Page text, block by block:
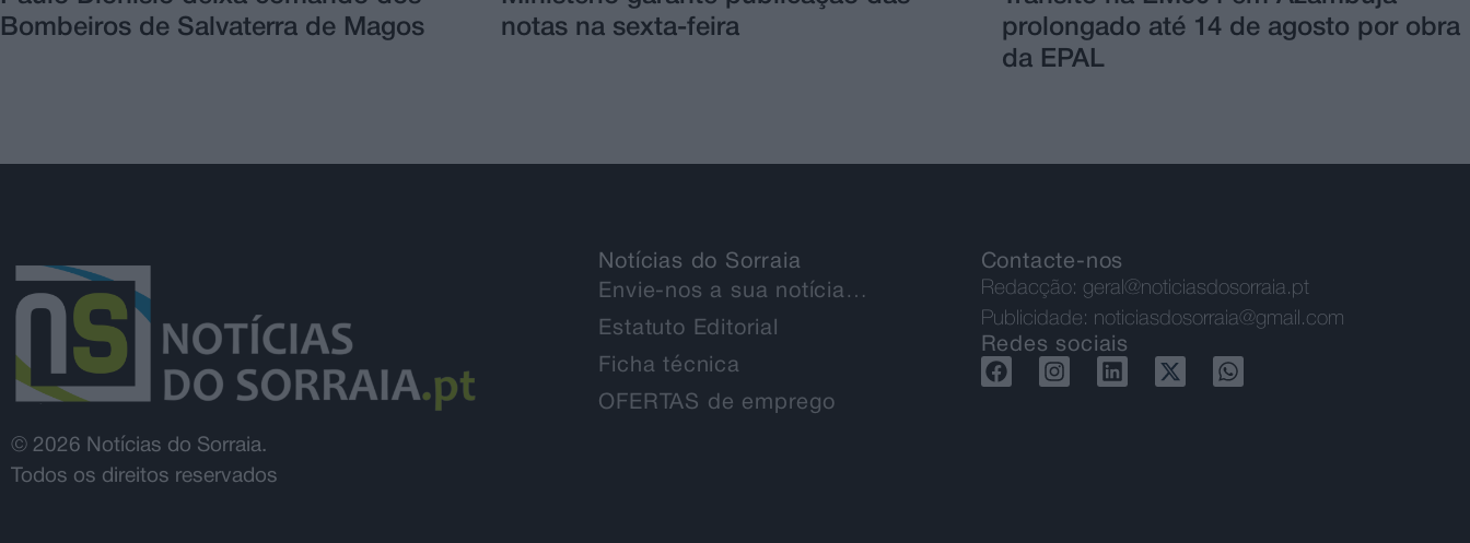
Bombeiros de Salvaterra de Magos
notas na sexta-feira
prolongado até 14 de agosto por obra
da EPAL
© 2026 Notícias do Sorraia.
Todos os direitos reservados
Notícias do Sorraia
Envie-nos a sua notícia…
Estatuto Editorial
Ficha técnica
OFERTAS de emprego
Contacte-nos
Redacção: geral@noticiasdosorraia.pt
Publicidade: noticiasdosorraia@gmail.com
Redes sociais